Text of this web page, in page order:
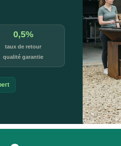
0,5%
taux de retour
qualité garantie